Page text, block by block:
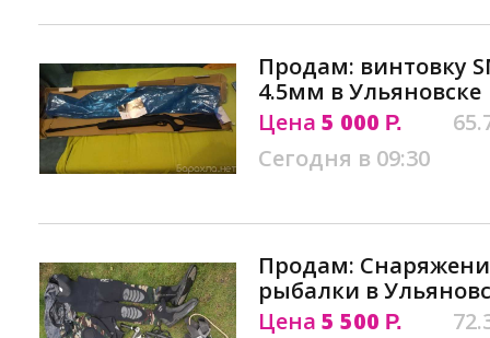
Продам: винтовку
4.5мм в Ульяновске
Цена 5 000 Р.
Сегодня в 09:30
Продам:
рыбалки в
Цена 5 500 Р.